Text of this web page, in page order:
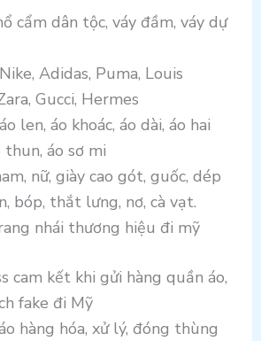
cẩm dân tộc, váy đầm, váy dự
Adidas, Puma, Louis
Gucci, Hermes
len, áo khoác, áo dài, áo hai
thun, áo sơ mi
nữ, giày cao gót, guốc, dép
bóp, thắt lưng, nơ, cà vạt.
nhái thương hiệu đi mỹ
cam kết khi gửi hàng quần áo,
fake đi Mỹ
hàng hóa, xử lý, đóng thùng